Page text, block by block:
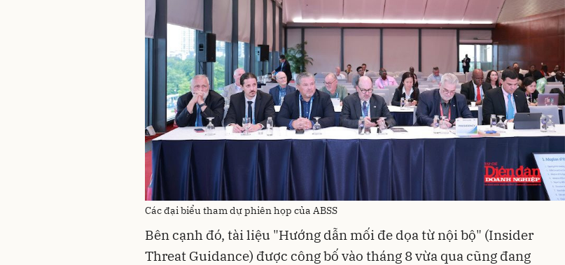
Các đại biểu tham dự phiên họp của ABSS
Bên cạnh đó, tài liệu "Hướng dẫn mối đe dọa từ nội bộ" (Insider
Threat Guidance) được công bố vào tháng 8 vừa qua cũng đang